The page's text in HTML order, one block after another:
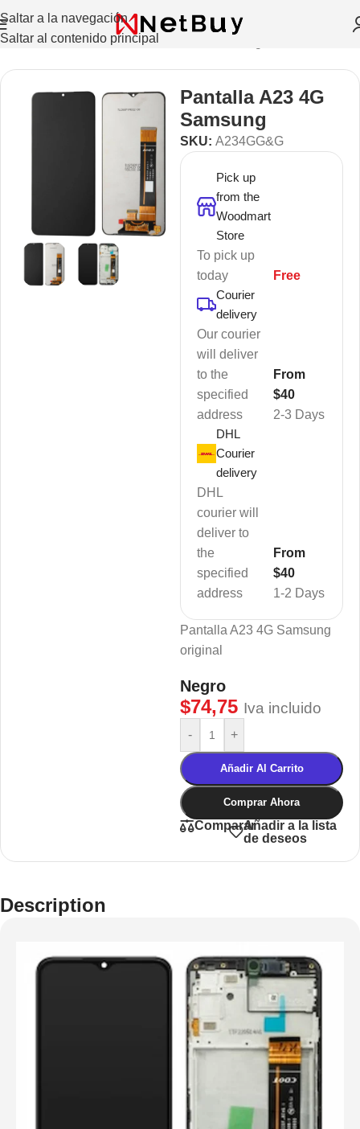
Saltar a la navegación
Saltar al contenido principal
Inicio/ Celulares Y Tablets/Celulares
Pantalla A23 4G
Samsung
SKU: A234GG&G
Pick up
from the
Woodmart
Store
To pick up
today
Free
Courier
delivery
Our courier
will deliver
to the
specified
address
2-3 Days
From
$40
DHL
Courier
delivery
DHL
courier will
deliver to
the
specified
address
1-2 Days
From
$40
Pantalla A23 4G Samsung
original
Negro
$74,75 Iva incluido
- +
Añadir Al Carrito
Comprar Ahora
CompararAñadir a la lista
de deseos
Description